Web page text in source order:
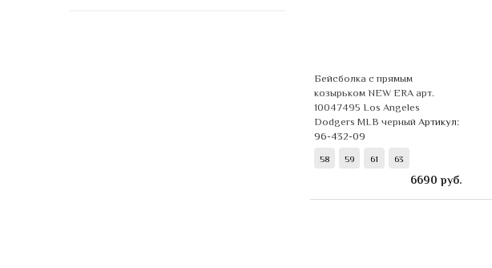
Бейсболка с прямым
козырьком NEW ERA арт.
10047495 Los Angeles
Dodgers MLB черный Артикул:
96-432-09
58 59 61 63
6690 руб.